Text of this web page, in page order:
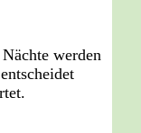
werden